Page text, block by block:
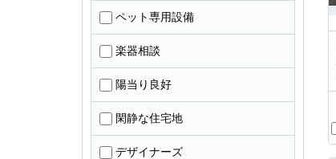
ペット専用設備
楽器相談
陽当り良好
閑静な住宅地
デザイナーズ